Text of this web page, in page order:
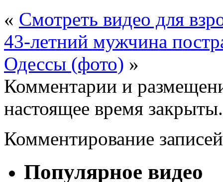
« Смотреть видео для
43-летний мужчина
Одессы (фото) »
Комментарии и
настоящее время закрыты.
Комментирование
Популярное видео